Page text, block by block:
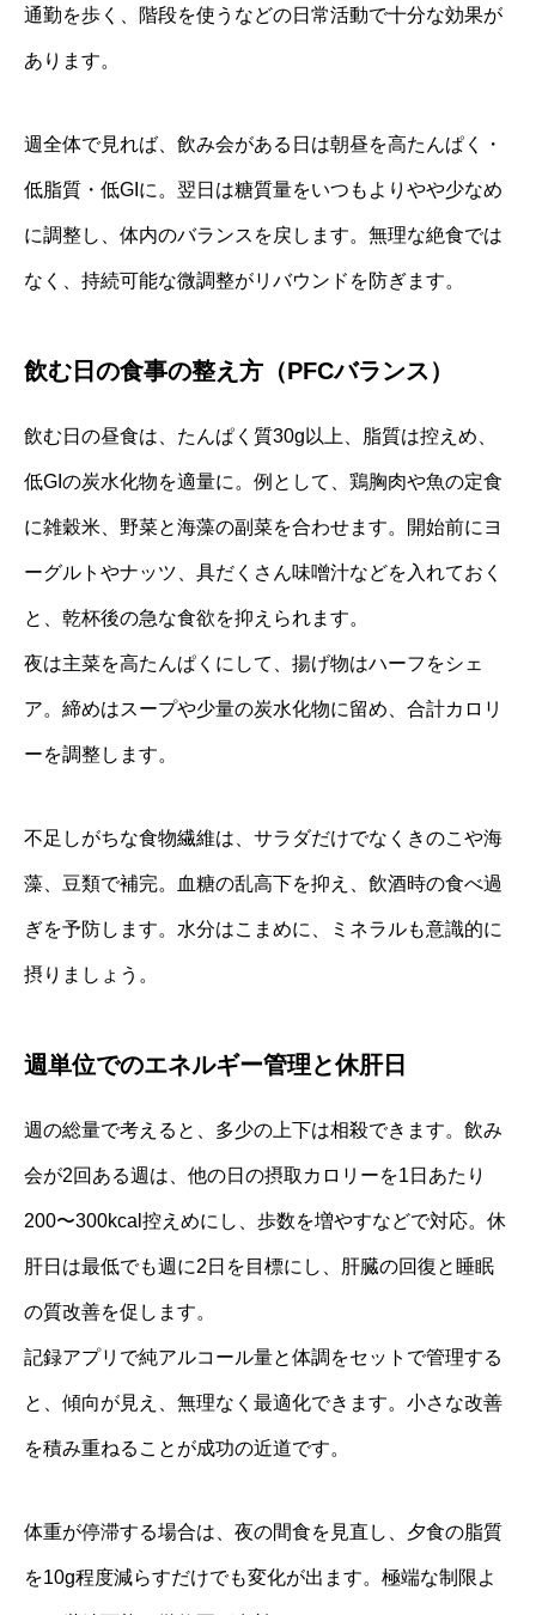
通勤を歩く、階段を使うなどの日常活動で十分な効果が
あります。
週全体で見れば、飲み会がある日は朝昼を高たんぱく・
低脂質・低GIに。翌日は糖質量をいつもよりやや少なめ
に調整し、体内のバランスを戻します。無理な絶食では
なく、持続可能な微調整がリバウンドを防ぎます。
飲む日の食事の整え方（PFCバランス）
飲む日の昼食は、たんぱく質30g以上、脂質は控えめ、
低GIの炭水化物を適量に。例として、鶏胸肉や魚の定食
に雑穀米、野菜と海藻の副菜を合わせます。開始前にヨ
ーグルトやナッツ、具だくさん味噌汁などを入れておく
と、乾杯後の急な食欲を抑えられます。
夜は主菜を高たんぱくにして、揚げ物はハーフをシェ
ア。締めはスープや少量の炭水化物に留め、合計カロリ
ーを調整します。
不足しがちな食物繊維は、サラダだけでなくきのこや海
藻、豆類で補完。血糖の乱高下を抑え、飲酒時の食べ過
ぎを予防します。水分はこまめに、ミネラルも意識的に
摂りましょう。
週単位でのエネルギー管理と休肝日
週の総量で考えると、多少の上下は相殺できます。飲み
会が2回ある週は、他の日の摂取カロリーを1日あたり
200〜300kcal控えめにし、歩数を増やすなどで対応。休
肝日は最低でも週に2日を目標にし、肝臓の回復と睡眠
の質改善を促します。
記録アプリで純アルコール量と体調をセットで管理する
と、傾向が見え、無理なく最適化できます。小さな改善
を積み重ねることが成功の近道です。
体重が停滞する場合は、夜の間食を見直し、夕食の脂質
を10g程度減らすだけでも変化が出ます。極端な制限よ